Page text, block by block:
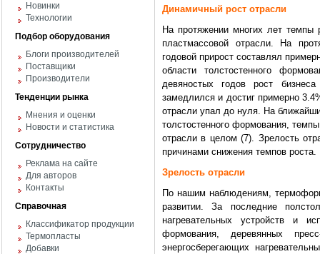
Новинки
Технологии
Подбор оборудования
Блоги производителей
Поставщики
Производители
Тенденции рынка
Мнения и оценки
Новости и статистика
Сотрудничество
Реклама на сайте
Для авторов
Контакты
Справочная
Классификатор продукции
Термопласты
Добавки
Динамичный рост отрасли
На протяжении многих лет
пластмассовой отрасли. На
годовой прирост составлял
области толстостенного
девяностых годов рост бизнеса
замедлился и достиг примерно
отрасли упал до нуля. На
толстостенного формования,
отрасли в целом (7). Зрелость
причинами снижения темпов роста.
Зрелость отрасли
По нашим наблюдениям,
развитии. За последние
нагревательных устройств и
формования, деревянных
энергосберегающих